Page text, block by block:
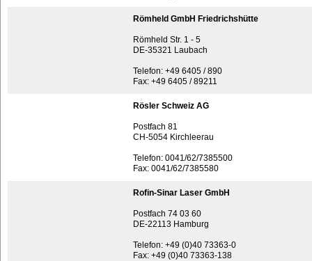
Römheld GmbH Friedrichshütte
Römheld Str. 1 - 5
DE-35321 Laubach
Telefon: +49 6405 / 890
Fax: +49 6405 / 89211
Rösler Schweiz AG
Postfach 81
CH-5054 Kirchleerau
Telefon: 0041/62/7385500
Fax: 0041/62/7385580
Rofin-Sinar Laser GmbH
Postfach 74 03 60
DE-22113 Hamburg
Telefon: +49 (0)40 73363-0
Fax: +49 (0)40 73363-138